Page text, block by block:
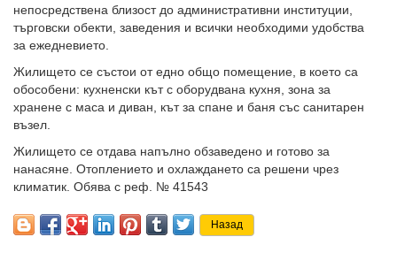
непосредствена близост до административни институции,
търговски обекти, заведения и всички необходими удобства
за ежедневието.
Жилището се състои от едно общо помещение, в което са
обособени: кухненски кът с оборудвана кухня, зона за
хранене с маса и диван, кът за спане и баня със санитарен
възел.
Жилището се отдава напълно обзаведено и готово за
нанасяне. Отоплението и охлаждането са решени чрез
климатик. Обява с реф. № 41543